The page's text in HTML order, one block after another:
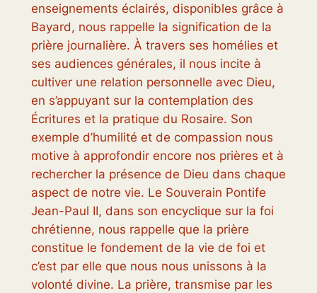
enseignements éclairés, disponibles grâce à
Bayard, nous rappelle la signification de la
prière journalière. À travers ses homélies et
ses audiences générales, il nous incite à
cultiver une relation personnelle avec Dieu,
en s’appuyant sur la contemplation des
Écritures et la pratique du Rosaire. Son
exemple d’humilité et de compassion nous
motive à approfondir encore nos prières et à
rechercher la présence de Dieu dans chaque
aspect de notre vie. Le Souverain Pontife
Jean-Paul II, dans son encyclique sur la foi
chrétienne, nous rappelle que la prière
constitue le fondement de la vie de foi et
c’est par elle que nous nous unissons à la
volonté divine. La prière, transmise par les